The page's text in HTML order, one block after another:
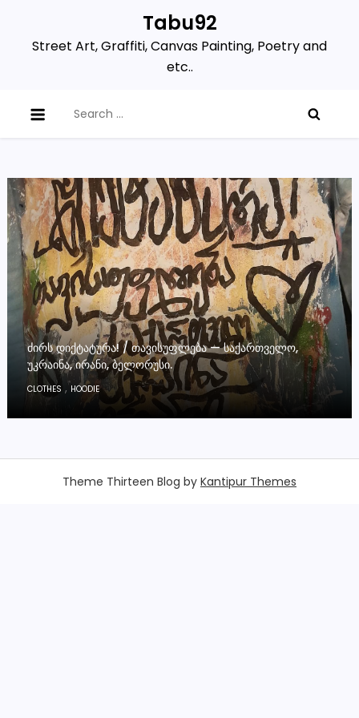
content
Tabu92
Street Art, Graffiti, Canvas Painting, Poetry and
etc..
for:
ᲫᲘᲠᲡ ᲓᲘᲥᲢᲐᲢᲣᲠᲐ! / ᲗᲐᲕᲘᲡᲣᲤᲚᲔᲑᲐ — ᲡᲐᲥᲐᲠᲗᲕᲔᲚᲝ,
ᲣᲙᲠᲐᲘᲜᲐ, ᲘᲠᲐᲜᲘ, ᲑᲔᲚᲝᲠᲣᲡᲘ.
CLOTHES ,HOODIE
Theme Thirteen Blog by Kantipur Themes